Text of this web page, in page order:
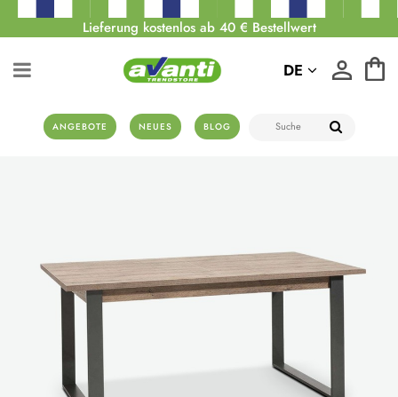
Lieferung kostenlos ab 40 € Bestellwert
ANGEBOTE NEUES BLOG
DE